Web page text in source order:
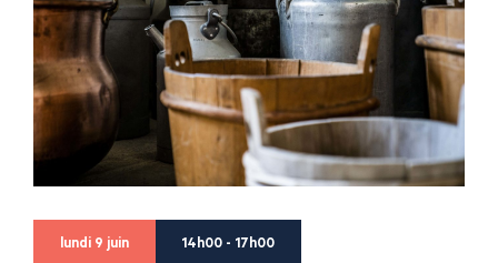
lundi 9 juin 14h00 - 17h00